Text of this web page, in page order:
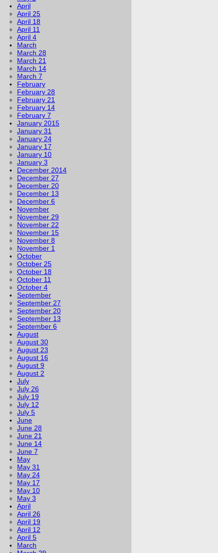
April
April 25
April 18
April 11
April 4
March
March 28
March 21
March 14
March 7
February
February 28
February 21
February 14
February 7
January 2015
January 31
January 24
January 17
January 10
January 3
December 2014
December 27
December 20
December 13
December 6
November
November 29
November 22
November 15
November 8
November 1
October
October 25
October 18
October 11
October 4
September
September 27
September 20
September 13
September 6
August
August 30
August 23
August 16
August 9
August 2
July
July 26
July 19
July 12
July 5
June
June 28
June 21
June 14
June 7
May
May 31
May 24
May 17
May 10
May 3
April
April 26
April 19
April 12
April 5
March